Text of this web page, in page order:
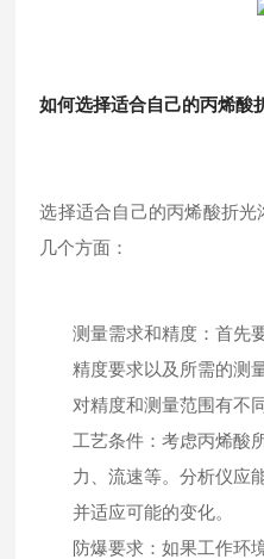
如何选择适合自己的丙烯酸
选择适合自己的丙烯酸折
几个方面：
测量需求和精度：首先
精度要求以及所需的测
对精度和测量范围有不
工艺条件：考虑丙烯酸
力、流速等。分析仪应
并适应可能的变化。
防爆要求：如果工作环